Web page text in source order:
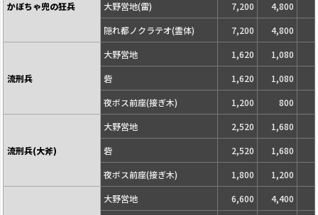
かぼちゃ兜の狂兵 大野営地(雷) 7,200
4,800
隠れ都ノクラテオ(霊体)
7,200 4,800
流刑兵
大野営地 1,620
1,080
砦
1,620
1,080
夜ボス前座(接ぎ木)
1,200 800
流刑兵(大斧)
大野営地 2,520
1,680
砦
2,520
1,680
夜ボス前座(接ぎ木)
1,800 1,200
大野営地 6,600 4,400